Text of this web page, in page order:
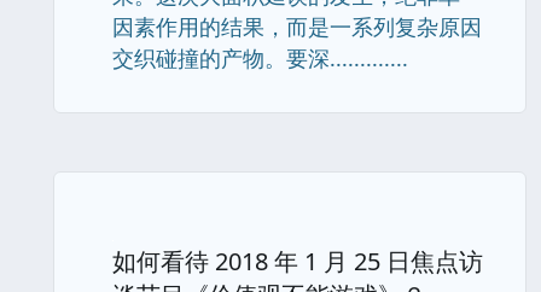
因素作用的结果，而是一系列复杂原因
交织碰撞的产物。要深.............
如何看待 2018 年 1 月 25 日焦点访